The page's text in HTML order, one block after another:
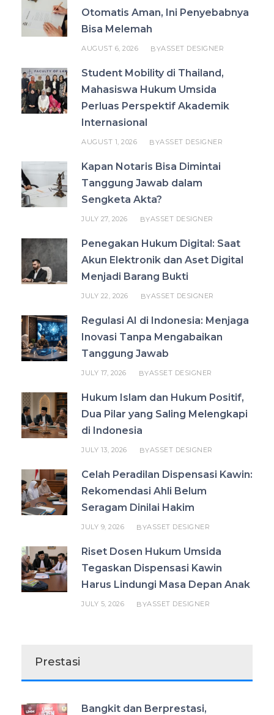
Otomatis Aman, Ini Penyebabnya
Bisa Melemah
AUGUST 6, 2026 BYASSET DESIGNER
Student Mobility di Thailand,
Mahasiswa Hukum Umsida
Perluas Perspektif Akademik
Internasional
AUGUST 1, 2026 BYASSET DESIGNER
Kapan Notaris Bisa Dimintai
Tanggung Jawab dalam
Sengketa Akta?
JULY 27, 2026 BYASSET DESIGNER
Penegakan Hukum Digital: Saat
Akun Elektronik dan Aset Digital
Menjadi Barang Bukti
JULY 22, 2026 BYASSET DESIGNER
Regulasi AI di Indonesia: Menjaga
Inovasi Tanpa Mengabaikan
Tanggung Jawab
JULY 17, 2026 BYASSET DESIGNER
Hukum Islam dan Hukum Positif,
Dua Pilar yang Saling Melengkapi
di Indonesia
JULY 13, 2026 BYASSET DESIGNER
Celah Peradilan Dispensasi Kawin:
Rekomendasi Ahli Belum
Seragam Dinilai Hakim
JULY 9, 2026 BYASSET DESIGNER
Riset Dosen Hukum Umsida
Tegaskan Dispensasi Kawin
Harus Lindungi Masa Depan Anak
JULY 5, 2026 BYASSET DESIGNER
Prestasi
Bangkit dan Berprestasi,